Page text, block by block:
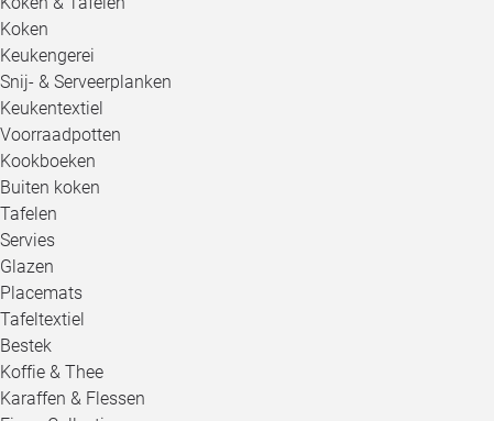
Koken
Keukengerei
Snij- & Serveerplanken
Keukentextiel
Voorraadpotten
Kookboeken
Buiten koken
Tafelen
Servies
Glazen
Placemats
Tafeltextiel
Bestek
Koffie & Thee
Karaffen & Flessen